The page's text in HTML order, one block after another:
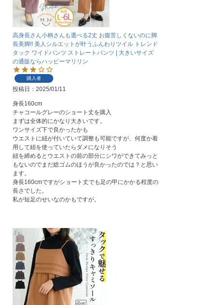
高身長さん小柄さんも選べる2丈 お腹苦しくないのに脚
長美脚!! 美人シルエットが叶うふんわりツイル トレンド
タック ワイドパンツ ストレートパンツ | 大きいサイズ
の通販ならハッピーマリリン
購入者
投稿日 2025/01/11
身長160cm
チャコールグレーのショート丈を購入
まずは全体的にかなり大きいです。
ワンサイズ下で良かったかも
ウエストに紐が付いていて調整も可能ですが、何度か着
用して紐を使っていたらダメになりそう
紐を締めるとウエストの前の部分にシワができてみっと
もないのでまだ総ゴムのほうが良かったのでは？と思い
ます。
身長160cmですがショート丈でも足の甲にかかる程度の
長さでした。